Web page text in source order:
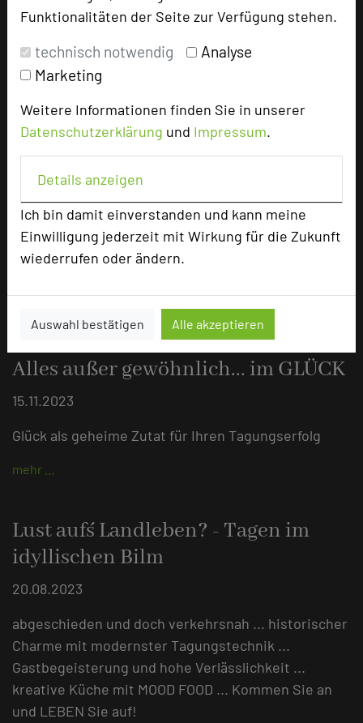
Funktionalitäten der Seite zur Verfügung stehen.
technisch notwendig
Analyse
Marketing
Weitere Informationen finden Sie in unserer
Datenschutzerklärung und Impressum.
Details anzeigen
Ich bin damit einverstanden und kann meine
Einwilligung jederzeit mit Wirkung für die Zukunft
wiederrufen oder ändern.
Auswahl bestätigen Alle akzeptieren
Heute modernes 4 Sterne Tagungshotel ... im Glück
mehr …
Alles in Balance ... hier im GLÜCK
Mit allen Sinnen TAGEN und GENIESSEN ... bewußt
gewählte Tagungsorte tragen entscheident zum
Alles außer gewöhnlich... im GLÜCK
15.11.2023
Glück als geheime Zutat für Ihren Tagungserfolg
mehr …
Lust auf´s Landleben? - Tagen im
idyllischen Bilm
20.08.2023
abgeschieden und doch verkehrsnah ... historischer
Charme mit modernster Tagungstechnik ...
Gastbegeisterung und hohe Verlässlichkeit ...
kreative Küche mit MOOD FOOD ... Kommen Sie an
und LEBEN Sie auf!